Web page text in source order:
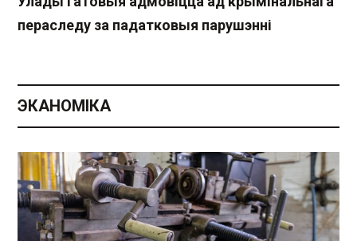
пераследу за падатковыя парушэнні
ЭКАНОМІКА